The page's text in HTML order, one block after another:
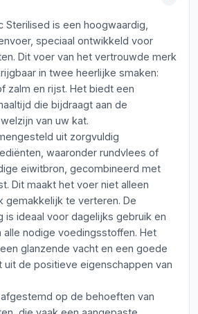
Sterilised is een hoogwaardig,
speciaal ontwikkeld voor
Dit voer van het vertrouwde merk
in twee heerlijke smaken:
zalm en rijst. Het biedt een
die bijdraagt aan de
van uw kat.
uit zorgvuldig
waaronder rundvlees of
eiwitbron, gecombineerd met
Dit maakt het voer niet alleen
gemakkelijk te verteren. De
is ideaal voor dagelijks gebruik en
nodige voedingsstoffen. Het
glanzende vacht en een goede
uit de positieve eigenschappen van
op de behoeften van